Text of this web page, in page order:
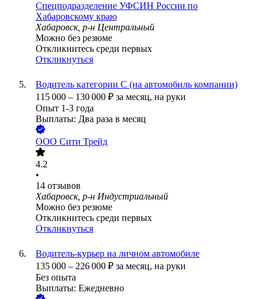
Спецподразделение УФСИН России по
Хабаровскому краю
Хабаровск, р-н Центральный
Можно без резюме
Откликнитесь среди первых
Откликнуться
Водитель категории С (на автомобиль компании)
115 000 – 130 000 ₽ за месяц, на руки
Опыт 1-3 года
Выплаты: Два раза в месяц
ООО Сити Трейд
4.2
•
14 отзывов
Хабаровск, р-н Индустриальный
Можно без резюме
Откликнитесь среди первых
Откликнуться
Водитель-курьер на личном автомобиле
135 000 – 226 000 ₽ за месяц, на руки
Без опыта
Выплаты: Ежедневно